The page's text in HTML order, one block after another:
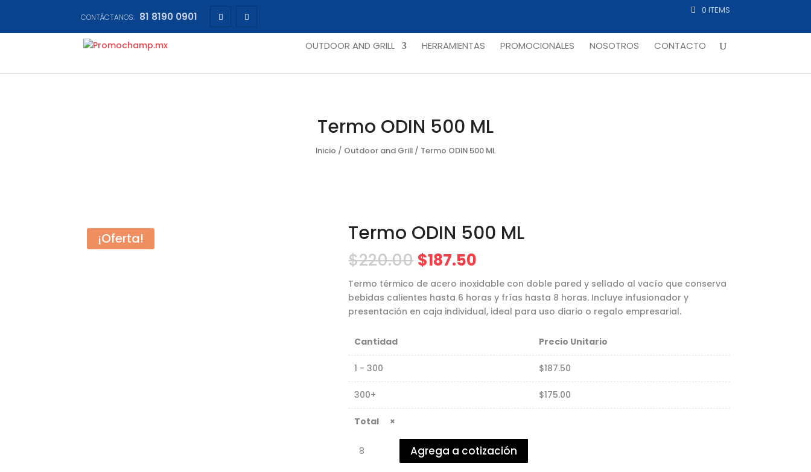
CONTÁCTANOS: 81 8190 0901
0 ITEMS
OUTDOOR AND GRILL HERRAMIENTAS PROMOCIONALES NOSOTROS CONTACTO
Termo ODIN 500 ML
Inicio / Outdoor and Grill/ Termo ODIN 500 ML
¡Oferta! Termo ODIN 500 ML
$220.00 $187.50
Termo térmico de acero inoxidable con doble pared y sellado al vacío que conserva
bebidas calientes hasta 6 horas y frías hasta 8 horas. Incluye infusionador y
presentación en caja individual, ideal para uso diario o regalo empresarial.
Cantidad Precio Unitario
1 - 300 $187.50
300+ $175.00
×
ODIN
Agrega a cotización